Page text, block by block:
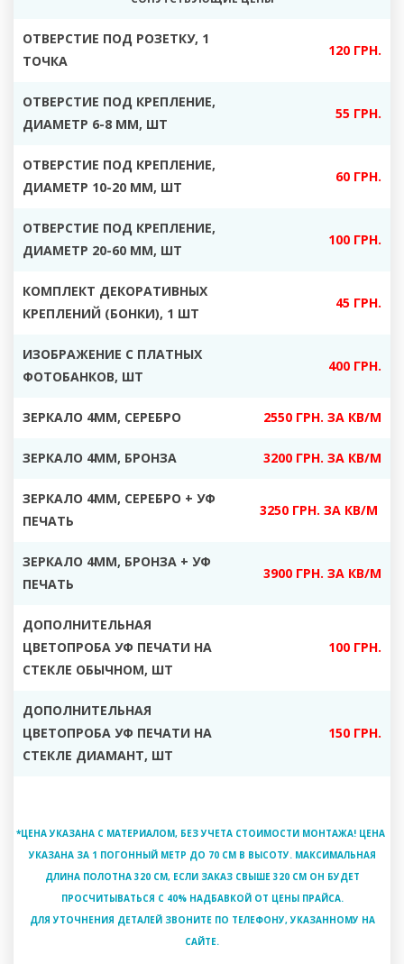
ОТВЕРСТИЕ ПОД РОЗЕТКУ, 1
ТОЧКА
120 ГРН.
ОТВЕРСТИЕ ПОД КРЕПЛЕНИЕ,
ДИАМЕТР 6-8 ММ, ШТ
55 ГРН.
ОТВЕРСТИЕ ПОД КРЕПЛЕНИЕ,
ДИАМЕТР 10-20 ММ, ШТ
60 ГРН.
ОТВЕРСТИЕ ПОД КРЕПЛЕНИЕ,
ДИАМЕТР 20-60 ММ, ШТ
100 ГРН.
КОМПЛЕКТ ДЕКОРАТИВНЫХ
КРЕПЛЕНИЙ (БОНКИ), 1 ШТ
45 ГРН.
ИЗОБРАЖЕНИЕ С ПЛАТНЫХ
ФОТОБАНКОВ, ШТ
400 ГРН.
ЗЕРКАЛО 4ММ, СЕРЕБРО 2550 ГРН. ЗА КВ/М
ЗЕРКАЛО 4ММ, БРОНЗА 3200 ГРН. ЗА КВ/М
ЗЕРКАЛО 4ММ, СЕРЕБРО + УФ
ПЕЧАТЬ
3250 ГРН. ЗА КВ/М
ЗЕРКАЛО 4ММ, БРОНЗА + УФ
ПЕЧАТЬ
3900 ГРН. ЗА КВ/М
ДОПОЛНИТЕЛЬНАЯ
ЦВЕТОПРОБА УФ ПЕЧАТИ НА
СТЕКЛЕ ОБЫЧНОМ, ШТ
100 ГРН.
ДОПОЛНИТЕЛЬНАЯ
ЦВЕТОПРОБА УФ ПЕЧАТИ НА
СТЕКЛЕ ДИАМАНТ, ШТ
150 ГРН.
*ЦЕНА УКАЗАНА С МАТЕРИАЛОМ, БЕЗ УЧЕТА СТОИМОСТИ МОНТАЖА! ЦЕНА
УКАЗАНА ЗА 1 ПОГОННЫЙ МЕТР ДО 70 СМ В ВЫСОТУ. МАКСИМАЛЬНАЯ
ДЛИНА ПОЛОТНА 320 СМ, ЕСЛИ ЗАКАЗ СВЫШЕ 320 СМ ОН БУДЕТ
ПРОСЧИТЫВАТЬСЯ С 40% НАДБАВКОЙ ОТ ЦЕНЫ ПРАЙСА.
ДЛЯ УТОЧНЕНИЯ ДЕТАЛЕЙ ЗВОНИТЕ ПО ТЕЛЕФОНУ, УКАЗАННОМУ НА
САЙТЕ.